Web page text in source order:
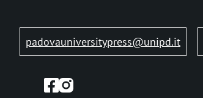
padovauniversitypress@unipd.it